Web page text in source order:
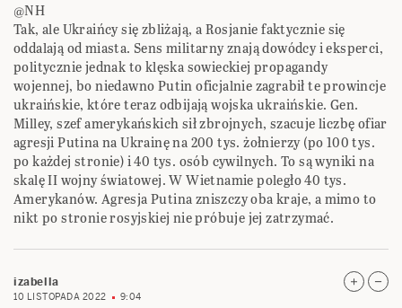
@NH
Tak, ale Ukraińcy się zbliżają, a Rosjanie faktycznie się
oddalają od miasta. Sens militarny znają dowódcy i eksperci,
politycznie jednak to klęska sowieckiej propagandy
wojennej, bo niedawno Putin oficjalnie zagrabił te prowincje
ukraińskie, które teraz odbijają wojska ukraińskie. Gen.
Milley, szef amerykańskich sił zbrojnych, szacuje liczbę ofiar
agresji Putina na Ukrainę na 200 tys. żołnierzy (po 100 tys.
po każdej stronie) i 40 tys. osób cywilnych. To są wyniki na
skalę II wojny światowej. W Wietnamie poległo 40 tys.
Amerykanów. Agresja Putina zniszczy oba kraje, a mimo to
nikt po stronie rosyjskiej nie próbuje jej zatrzymać.
izabella
10 LISTOPADA 2022 9:04